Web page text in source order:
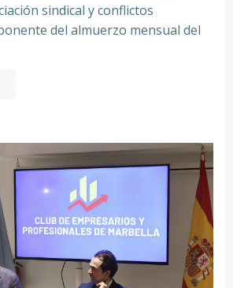
sindical y conflictos
del almuerzo mensual del